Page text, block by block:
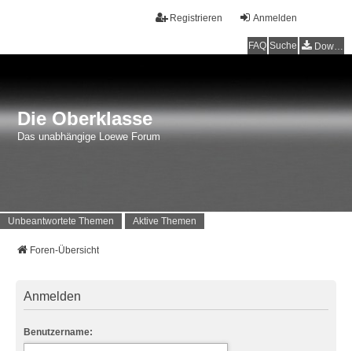
Anmelden
Registrieren
FAQ Suche Downloads
Die Oberklasse
Das unabhängige Loewe Forum
Unbeantwortete Themen Aktive Themen
Foren-Übersicht
Anmelden
Benutzername: